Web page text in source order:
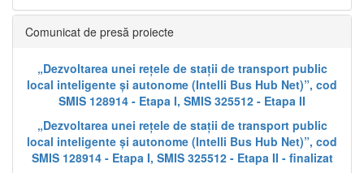
Comunicat de presă proiecte
„Dezvoltarea unei rețele de stații de transport public
local inteligente și autonome (Intelli Bus Hub Net)”, cod
SMIS 128914 - Etapa I, SMIS 325512 - Etapa II
„Dezvoltarea unei rețele de stații de transport public
local inteligente și autonome (Intelli Bus Hub Net)”, cod
SMIS 128914 - Etapa I, SMIS 325512 - Etapa II - finalizat